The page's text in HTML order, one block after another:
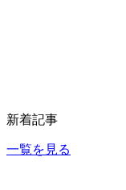
新着記事
一覧を見る